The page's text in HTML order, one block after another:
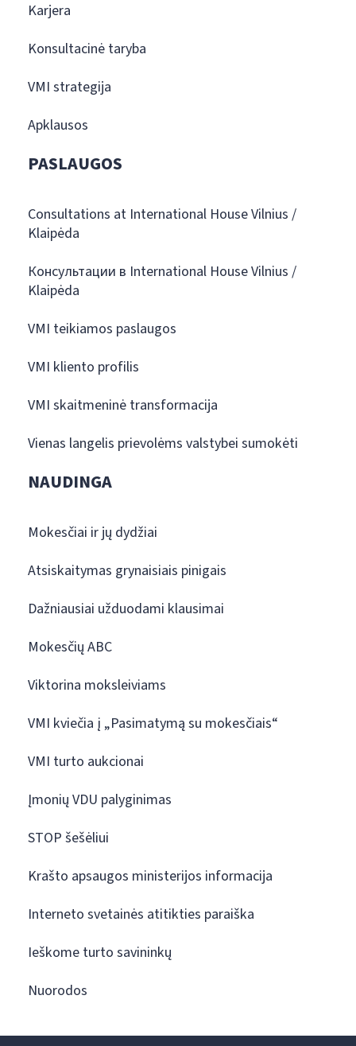
Karjera
Konsultacinė taryba
VMI strategija
Apklausos
PASLAUGOS
Consultations at International House Vilnius /
Klaipėda
Консультации в International House Vilnius /
Klaipėda
VMI teikiamos paslaugos
VMI kliento profilis
VMI skaitmeninė transformacija
Vienas langelis prievolėms valstybei sumokėti
NAUDINGA
Mokesčiai ir jų dydžiai
Atsiskaitymas grynaisiais pinigais
Dažniausiai užduodami klausimai
Mokesčių ABC
Viktorina moksleiviams
VMI kviečia į „Pasimatymą su mokesčiais“
VMI turto aukcionai
Įmonių VDU palyginimas
STOP šešėliui
Krašto apsaugos ministerijos informacija
Interneto svetainės atitikties paraiška
Ieškome turto savininkų
Nuorodos